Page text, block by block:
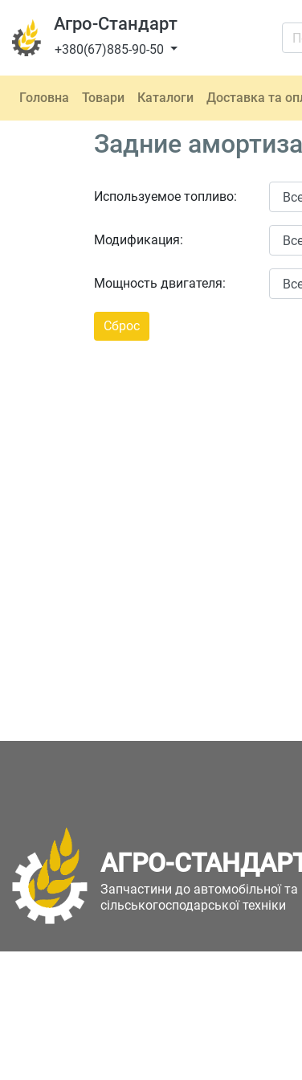
Агро-Стандарт
+380(67)885-90-50
Головна Товари Каталоги Доставка та
Задние
Используемое топливо:
Модификация:
Мощность двигателя:
АГРО-
Запчастини до автомобільної та
сільськогосподарської техніки